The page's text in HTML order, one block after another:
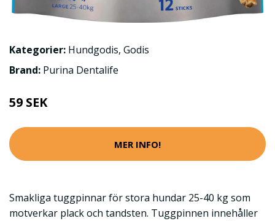
Kategorier: Hundgodis, Godis
Brand: Purina Dentalife
59 SEK
MER INFO!
Smakliga tuggpinnar för stora hundar 25-40 kg som
motverkar plack och tandsten. Tuggpinnen innehåller